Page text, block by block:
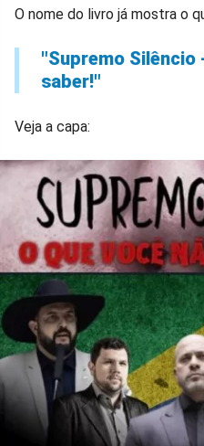
O nome do livro já mostra o
"Supremo Silêncio
saber!"
Veja a capa: